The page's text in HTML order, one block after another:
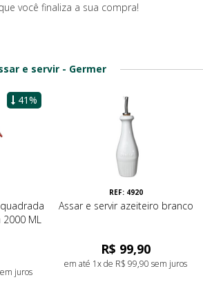
você finaliza a sua compra!
e servir - Germer
41%
2000 ML
juros
REF: 4920
Assar e servir azeiteiro branco
R$ 99,90
em até 1x de R$ 99,90 sem juros